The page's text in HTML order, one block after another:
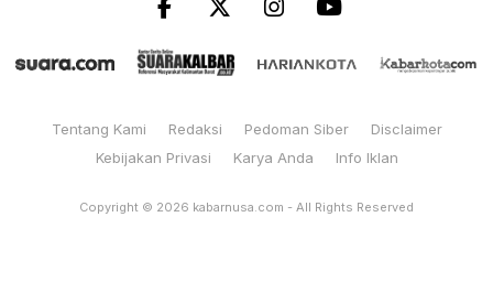
Tentang Kami Redaksi Pedoman Siber
Disclaimer
Kebijakan Privasi
Karya Anda Info Iklan
Copyright © 2026 kabarnusa.com - All Rights Reserved